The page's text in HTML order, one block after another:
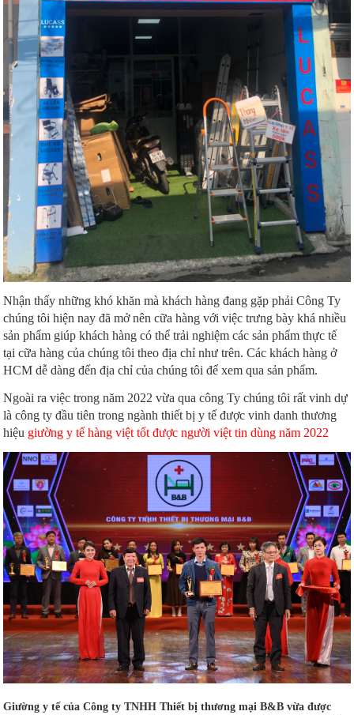
Nhận thấy những khó khăn mà khách hàng đang gặp phải Công Ty
chúng tôi hiện nay đã mở nên cữa hàng với việc trưng bày khá nhiều
sản phẩm giúp khách hàng có thể trải nghiệm các sản phẩm thực tế
tại cữa hàng của chúng tôi theo địa chỉ như trên. Các khách hàng ở
HCM dễ dàng đến địa chỉ của chúng tôi để xem qua sản phẩm.
Ngoài ra việc trong năm 2022 vừa qua công Ty chúng tôi rất vinh dự
là công ty đầu tiên trong ngành thiết bị y tế được vinh danh thương
hiệu giường y tế hàng việt tốt được người việt tin dùng năm 2022
Giường y tế của Công ty TNHH Thiết bị thương mại B&B vừa được